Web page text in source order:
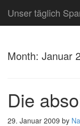
Unser täglich
Month: Januar
Die
29. Januar 2009 by